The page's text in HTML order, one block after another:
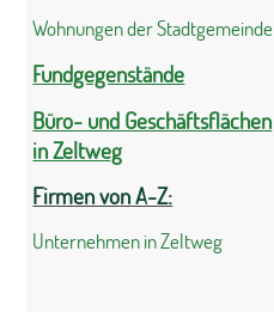
Wohnungen der Stadtgemeinde
Fundgegenstände
Büro- und Geschäftsflächen
in Zeltweg
Firmen von A-Z:
Unternehmen in Zeltweg